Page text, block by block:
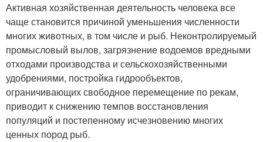
Активная хозяйственная деятельность человека все
чаще становится причиной уменьшения численности
многих животных, в том числе и рыб. Неконтролируемый
промысловый вылов, загрязнение водоемов вредными
отходами производства и сельскохозяйственными
удобрениями, постройка гидрообъектов,
ограничивающих свободное перемещение по рекам,
приводит к снижению темпов восстановления
популяций и постепенному исчезновению многих
ценных пород рыб.